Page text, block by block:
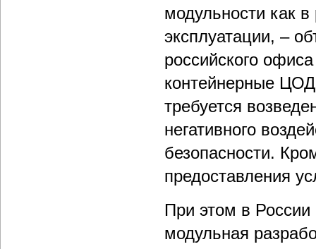
модульности как
эксплуатации, –
российского
контейнерные
требуется
негативного
безопасности.
предоставления
При этом в России
модульная